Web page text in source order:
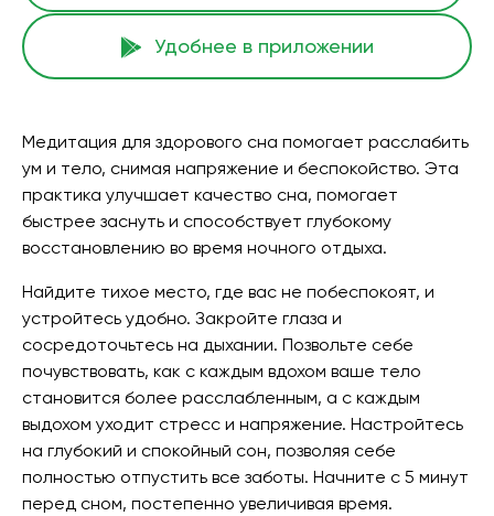
Удобнее в приложении
Медитация для здорового сна помогает расслабить
ум и тело, снимая напряжение и беспокойство. Эта
практика улучшает качество сна, помогает
быстрее заснуть и способствует глубокому
восстановлению во время ночного отдыха.
Найдите тихое место, где вас не побеспокоят, и
устройтесь удобно. Закройте глаза и
сосредоточьтесь на дыхании. Позвольте себе
почувствовать, как с каждым вдохом ваше тело
становится более расслабленным, а с каждым
выдохом уходит стресс и напряжение. Настройтесь
на глубокий и спокойный сон, позволяя себе
полностью отпустить все заботы. Начните с 5 минут
перед сном, постепенно увеличивая время.